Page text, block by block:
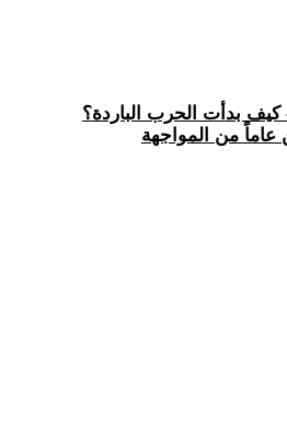
كيف بدأت الحرب الباردة؟
عاماً من المواجهة